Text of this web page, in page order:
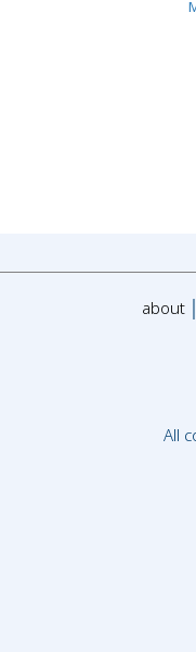
about
All